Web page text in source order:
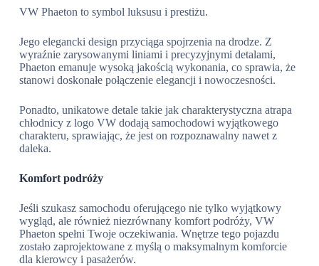
VW Phaeton to symbol luksusu i prestiżu.
Jego elegancki design przyciąga spojrzenia na drodze. Z
wyraźnie zarysowanymi liniami i precyzyjnymi detalami,
Phaeton emanuje wysoką jakością wykonania, co sprawia, że
stanowi doskonałe połączenie elegancji i nowoczesności.
Ponadto, unikatowe detale takie jak charakterystyczna atrapa
chłodnicy z logo VW dodają samochodowi wyjątkowego
charakteru, sprawiając, że jest on rozpoznawalny nawet z
daleka.
Komfort podróży
Jeśli szukasz samochodu oferującego nie tylko wyjątkowy
wygląd, ale również niezrównany komfort podróży, VW
Phaeton spełni Twoje oczekiwania. Wnętrze tego pojazdu
zostało zaprojektowane z myślą o maksymalnym komforcie
dla kierowcy i pasażerów.